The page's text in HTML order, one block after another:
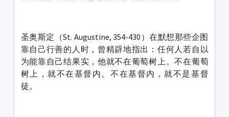
圣奥斯定（St. Augustine, 354-430）在默想那些企图
靠自己行善的人时，曾精辟地指出：任何人若自以
为能靠自己结果实，他就不在葡萄树上。不在葡萄
树上，就不在基督内。不在基督内，就不是基督
徒。